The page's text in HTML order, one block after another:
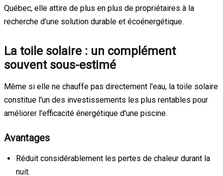
Québec, elle attire de plus en plus de propriétaires à la
recherche d'une solution durable et écoénergétique.
La toile solaire : un complément
souvent sous-estimé
Même si elle ne chauffe pas directement l'eau, la toile solaire
constitue l'un des investissements les plus rentables pour
améliorer l'efficacité énergétique d'une piscine.
Avantages
Réduit considérablement les pertes de chaleur durant la
nuit.